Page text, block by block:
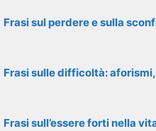
Frasi sul perdere e sulla
Frasi sulle difficoltà:
Frasi sull’essere forti nella